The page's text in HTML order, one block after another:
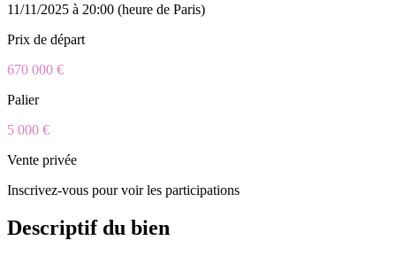
11/11/2025 à 20:00 (heure de Paris)
Prix de départ
670 000 €
Palier
5 000 €
Vente privée
Inscrivez-vous pour voir les participations
Descriptif du bien